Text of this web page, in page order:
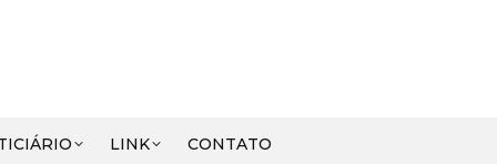
LINK CONTATO